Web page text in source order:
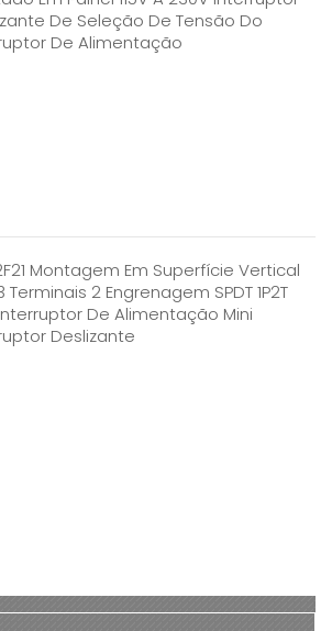
De Seleção De Tensão Do
De Alimentação
Montagem Em Superfície Vertical
Terminais 2 Engrenagem SPDT 1P2T
De Alimentação Mini
Deslizante